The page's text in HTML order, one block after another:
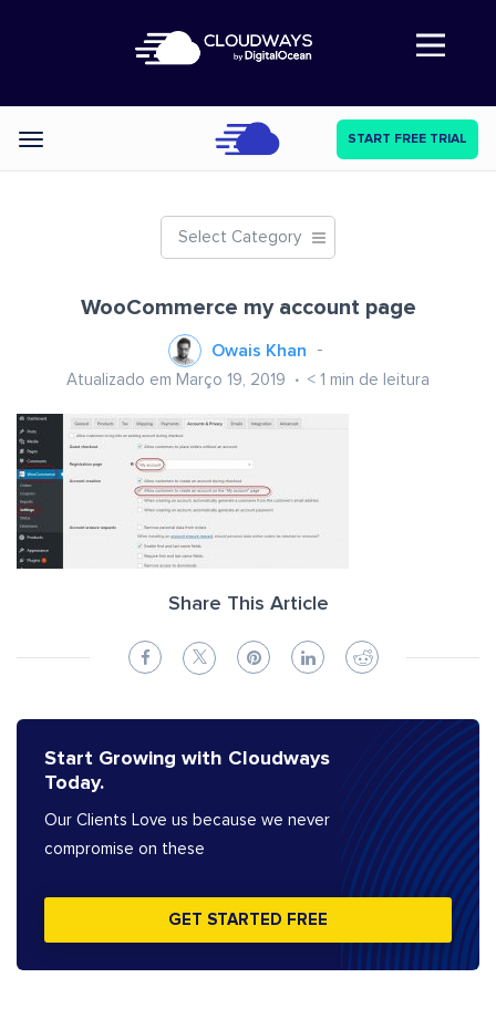
Abre a navegação
Categories START FREE TRIAL
Select Category
WooCommerce my account page
Owais Khan
Atualizado em Março 19, 2019 < 1 min de leitura
Share This Article
Start Growing with Cloudways
Today.
Our Clients Love us because we never
compromise on these
GET STARTED FREE